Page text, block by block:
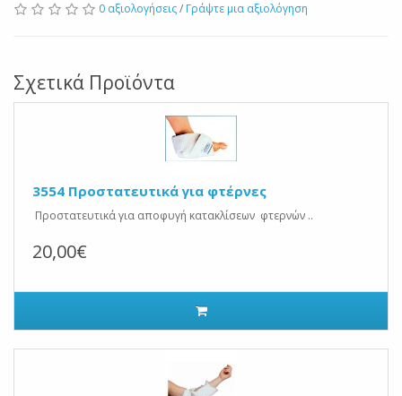
0 αξιολογήσεις/ Γράψτε μια αξιολόγηση
Σχετικά Προϊόντα
3554 Προστατευτικά για φτέρνες
Προστατευτικά για αποφυγή κατακλίσεων φτερνών ..
20,00€